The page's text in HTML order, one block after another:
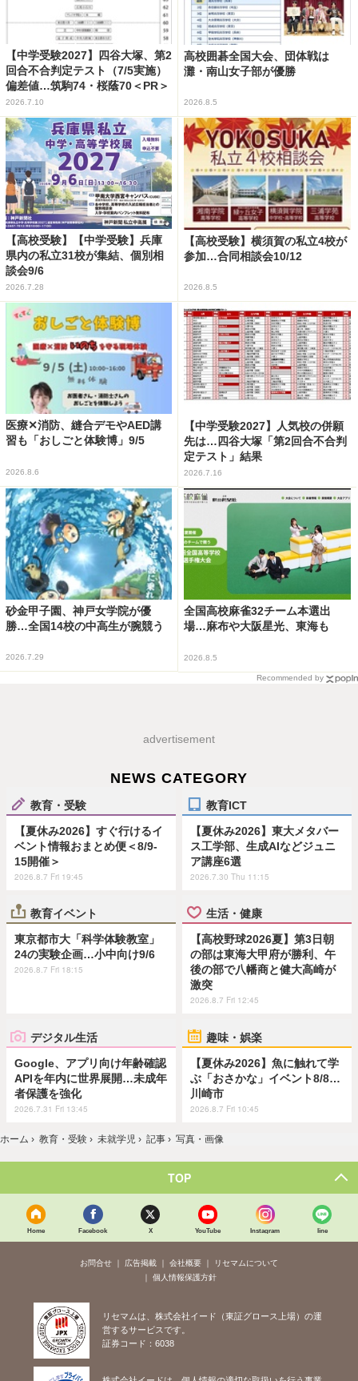
【中学受験2027】四谷大塚、第2
回合不合判定テスト（7/5実施）
偏差値…筑駒74・桜蔭70＜PR＞
2026.7.10
高校囲碁全国大会、団体戦は
灘・南山女子部が優勝
2026.8.5
【高校受験】【中学受験】兵庫
県内の私立31校が集結、個別相
談会9/6
2026.7.28
【高校受験】横須賀の私立4校が
参加…合同相談会10/12
2026.8.5
医療✕消防、縫合デモやAED講
習も「おしごと体験博」9/5
2026.8.6
【中学受験2027】人気校の併願
先は…四谷大塚「第2回合不合判
定テスト」結果
2026.7.16
砂金甲子園、神戸女学院が優
勝…全国14校の中高生が腕競う
2026.7.29
全国高校麻雀32チーム本選出
場…麻布や大阪星光、東海も
2026.8.5
Recommended by
advertisement
NEWS CATEGORY
教育・受験
【夏休み2026】すぐ行けるイ
ベント情報おまとめ便＜8/9-
15開催＞
2026.8.7 Fri 19:45
教育ICT
【夏休み2026】東大メタバー
ス工学部、生成AIなどジュニ
ア講座6選
2026.7.30 Thu 11:15
教育イベント
東京都市大「科学体験教室」
24の実験企画…小中向け9/6
2026.8.7 Fri 18:15
生活・健康
【高校野球2026夏】第3日朝
の部は東海大甲府が勝利、午
後の部で八幡商と健大高崎が
激突
2026.8.7 Fri 12:45
デジタル生活
Google、アプリ向け年齢確認
APIを年内に世界展開…未成年
者保護を強化
2026.7.31 Fri 13:45
趣味・娯楽
【夏休み2026】魚に触れて学
ぶ「おさかな」イベント8/8…
川崎市
2026.8.7 Fri 10:45
ホーム › 教育・受験 › 未就学児 › 記事 › 写真・画像
TOP
Home Facebook X YouTube Instagram line
お問合せ 広告掲載 会社概要
リセマムについて
個人情報保護方針
リセマムは、株式会社イード（東証グロース上場）の運
営するサービスです。
証券コード：6038